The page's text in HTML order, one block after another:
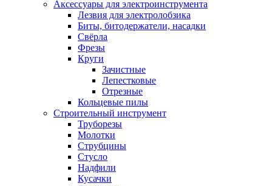
Аксессуары для электроинструмента
Лезвия для электролобзика
Биты, битодержатели, насадки
Свёрла
Фрезы
Круги
Зачистные
Лепестковые
Отрезные
Кольцевые пилы
Строительный инструмент
Труборезы
Молотки
Струбцины
Стусло
Надфили
Кусачки